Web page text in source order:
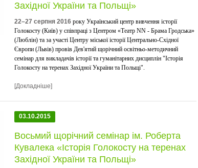
Західної України та Польщі»
22–27 серпня 2016 року Український центр вивчення історії
Голокосту (Київ) у співпраці з Центром «Театр NN - Брама Гродська»
(Люблін) та за участі Центру міської історії Центрально-Східної
Європи (Львів) провів Дев'ятий щорічний освітньо-методичний
семінар для викладачів історії та гуманітарних дисциплін "Історія
Голокосту на теренах Західної України та Польщі".
[Докладніше]
03.10.2015
Восьмий щорічний семінар ім. Роберта
Кувалека «Історія Голокосту на теренах
Західної України та Польщі»